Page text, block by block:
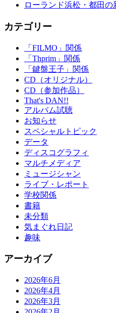
ローランド浜松・都田の
カテゴリー
「FILMO」関係
「Thprim」関係
「鍵盤王子」関係
CD（オリジナル）
CD（参加作品）
That's DAN!!
アルバム試聴
お知らせ
スペシャルトピック
データ
ディスコグラフィ
マルチメディア
ミュージシャン
ライブ・レポート
学校関係
書籍
未分類
気まぐれ日記
趣味
アーカイブ
2026年6月
2026年4月
2026年3月